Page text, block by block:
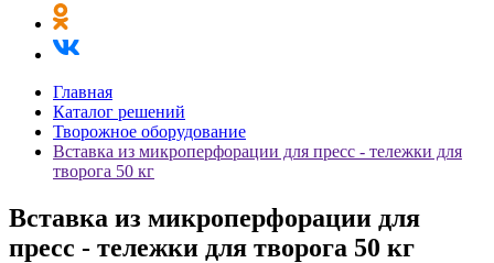
Главная
Каталог решений
Творожное оборудование
Вставка из микроперфорации для пресс - тележки для
творога 50 кг
Вставка из микроперфорации для
пресс - тележки для творога 50 кг